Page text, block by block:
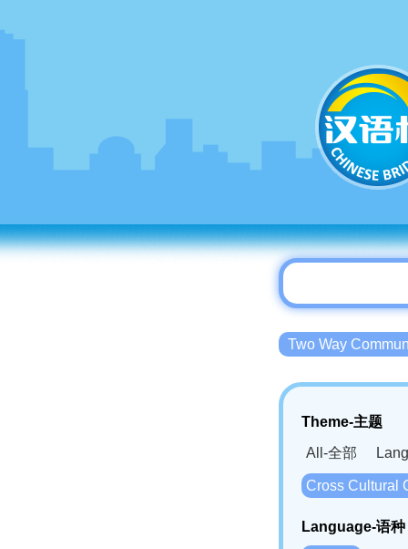
Two Way
Theme-主题
All-全部
Cross Cultural
Language-语种